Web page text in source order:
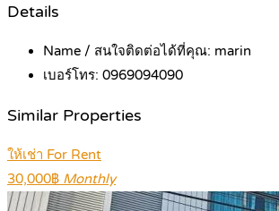
Details
Name / สนใจติดต่อได้ที่คุณ: marin
เบอร์โทร: 0969094090
Similar Properties
ให้เช่า For Rent
30,000฿ Monthly